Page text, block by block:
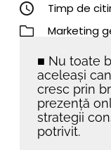
Timp de
Marketing
■ Nu toate
aceleași
cresc prin
prezență
strategii
potrivit.